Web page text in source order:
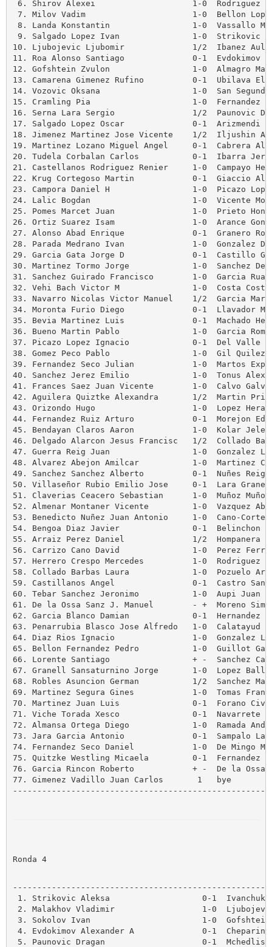
6. Shirov Alexei                    1-0  Rodriguez
7. Milov Vadim                      1-0  Bellon Lopez
8. Landa Konstantin                 1-0  Vassallo
9. Salgado Lopez Ivan               1-0  Strikovic
10. Ljubojevic Ljubomir              1/2  Ibanez
11. Roa Alonso Santiago              0-1  Evdokimov
12. Gofshtein Zvulon                 1-0  Almagro
13. Camarena Gimenez Rufino          0-1  Ubilava
14. Vozovic Oksana                   1-0  San
15. Cramling Pia                     1-0  Fernandez Gil
16. Serna Lara Sergio                1/2  Paunovic
17. Salgado Lopez Oscar              0-1  Arizmendi
18. Jimenez Martinez Jose Vicente    1/2  Iljushin
19. Martinez Lozano Miguel Angel     0-1  Cabrera
20. Tudela Corbalan Carlos           0-1  Ibarra
21. Castellanos Rodriguez Renier     1-0  Campayo
22. Krug Cortegoso Martin            0-1  Giaccio
23. Campora Daniel H                 1-0  Picazo Lopez
24. Lalic Bogdan                     1-0  Vicente
25. Pomes Marcet Juan                1-0  Prieto
26. Ortiz Suarez Isam                1-0  Arance
27. Alonso Abad Enrique              0-1  Granero
28. Parada Medrano Ivan              1-0  Gonzalez De
29. Garcia Gata Jorge D              0-1  Castillo
30. Martinez Tormo Jorge             1-0  Sanchez
31. Sanchez Guirado Francisco        1-0  Garcia
32. Vehi Bach Victor M               1-0  Costa Costa
33. Navarro Nicolas Victor Manuel    1/2  Garcia
34. Moronta Furio Diego              0-1  Llavador
35. Bevia Martinez Luis              0-1  Machado
36. Bueno Martin Pablo               1-0  Garcia Roman
37. Picazo Lopez Ignacio             0-1  Del Valle
38. Gomez Peco Pablo                 1-0  Gil Quilez
39. Fernandez Seco Julian            1-0  Martos
40. Sanchez Jerez Emilio             1-0  Tonus Alex
41. Frances Saez Juan Vicente        1-0  Calvo Galve
42. Aguilera Quiztke Alexandra       1/2  Martin
43. Orizondo Hugo                    1-0  Lopez Heras
44. Fernandez Ruiz Arturo            0-1  Morejon
45. Bendayan Claros Aaron            1-0  Kolar
46. Delgado Alarcon Jesus Francisc   1/2  Collado
47. Guerra Reig Juan                 1-0  Gonzalez
48. Alvarez Abejon Amilcar           1-0  Martinez
49. Sanchez Sanchez Alberto          0-1  Nuñes Reig
50. Villaseñor Rubio Emilio Jose     0-1  Lara
51. Claverias Ceacero Sebastian      1-0  Muñoz Muñoz
52. Almenar Montaner Vicente         1-0  Vazquez
53. Benedicto Nuñez Juan Antonio     1-0  Cano-Cortes
54. Bengoa Diaz Javier               0-1  Belinchon
55. Arraiz Perez Daniel              1/2  Hompanera
56. Carrizo Cano David               1-0  Perez
57. Herrero Crespo Mercedes          1-0  Rodriguez
58. Collado Barbas Laura             1-0  Pozuelo
59. Castillanos Angel                0-1  Castro
60. Tebar Sanchez Jeronimo           1-0  Aupi Juan
61. De la Ossa Sanz J. Manuel        - +  Moreno
62. Garcia Blanco Damian             0-1  Hernandez
63. Penarrubia Blasco Jose Alfredo   1-0  Calatayud
64. Diaz Rios Ignacio                1-0  Gonzalez
65. Bellon Fernandez Pedro           1-0  Guillot
66. Lorente Santiago                 + -  Sanchez Cano
67. Granell Sansaturnino Jorge       1-0  Lopez
68. Robles Asuncion German           1/2  Sanchez
69. Martinez Segura Gines            1-0  Tomas
70. Martinez Juan Luis               0-1  Forano
71. Viche Torada Xesco               0-1  Navarrete
72. Almansa Ortega Diego             1-0  Ramada
73. Jara Garcia Antonio              0-1  Sampalo
74. Fernandez Seco Daniel            1-0  De Mingo
75. Quitzke Westling Micaela         0-1  Fernandez
76. Garcia Rincon Roberto            + -  De la Ossa
77. Gimenez Vadillo Juan Carlos       1   bye
Ronda 4
1. Strikovic Aleksa                   0-1  Ivanchuk
2. Malakhov Vladimir                  1-0  Ljubojevic
3. Sokolov Ivan                       1-0  Gofshtein
4. Evdokimov Alexander A              0-1
5. Paunovic Dragan                    0-1